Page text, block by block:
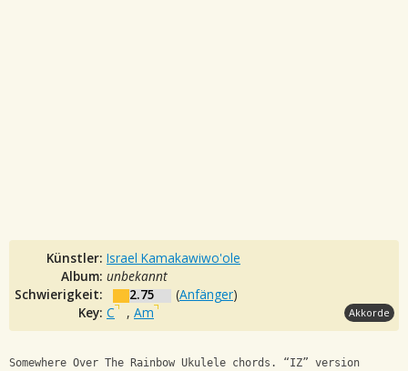
Künstler: Israel Kamakawiwo'ole
Album: unbekannt
Schwierigkeit:
2.75 (Anfänger)
Key: C , Am Akkorde
Somewhere Over The Rainbow Ukulele chords. “IZ” version